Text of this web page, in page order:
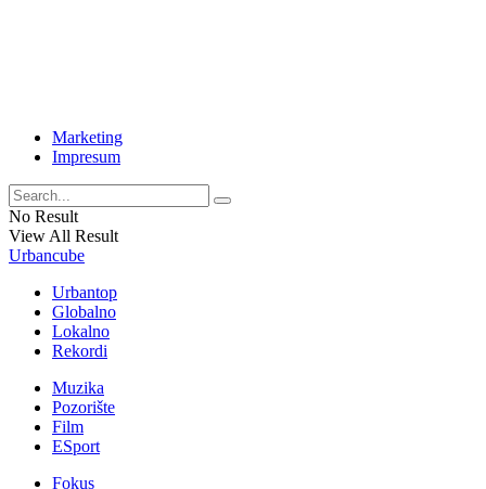
Marketing
Impresum
No Result
View All Result
Urbancube
Urbantop
Globalno
Lokalno
Rekordi
Muzika
Pozorište
Film
ESport
Fokus